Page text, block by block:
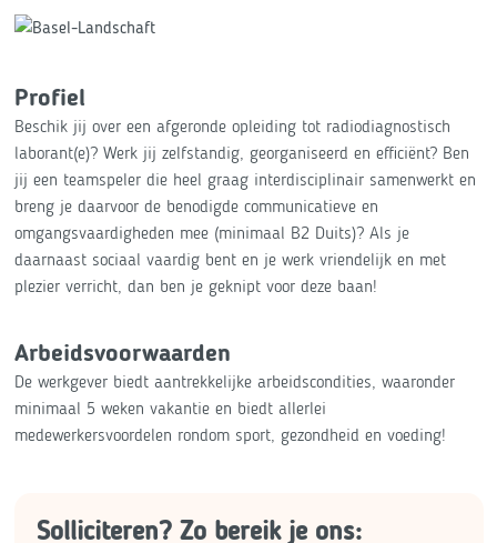
Profiel
Beschik jij over een afgeronde opleiding tot radiodiagnostisch
laborant(e)? Werk jij zelfstandig, georganiseerd en efficiënt? Ben
jij een teamspeler die heel graag interdisciplinair samenwerkt en
breng je daarvoor de benodigde communicatieve en
omgangsvaardigheden mee (minimaal B2 Duits)? Als je
daarnaast sociaal vaardig bent en je werk vriendelijk en met
plezier verricht, dan ben je geknipt voor deze baan!
Arbeidsvoorwaarden
De werkgever biedt aantrekkelijke arbeidscondities, waaronder
minimaal 5 weken vakantie en biedt allerlei
medewerkersvoordelen rondom sport, gezondheid en voeding!
Solliciteren? Zo bereik je ons: